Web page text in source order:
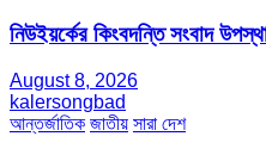
নিউইয়র্কের কিংবদন্তি সংবাদ
August 8, 2026
kalersongbad
আন্তর্জাতিক জাতীয় সারা দেশ